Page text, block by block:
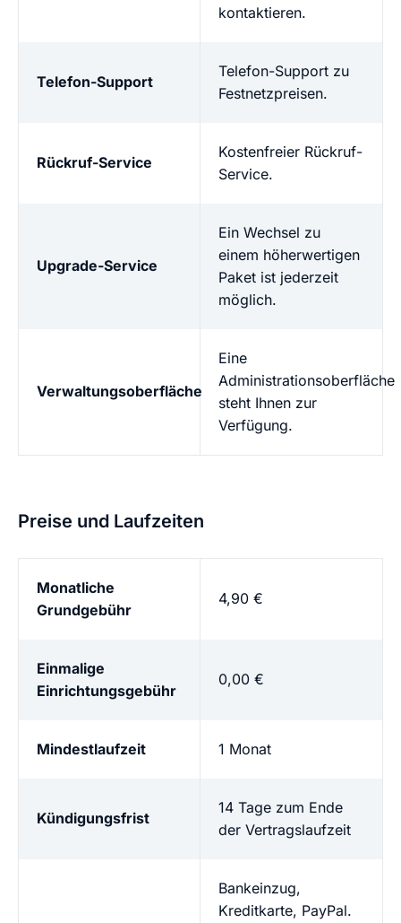
kontaktieren.
Telefon-Support
Telefon-Support zu
Festnetzpreisen.
Rückruf-Service
Kostenfreier Rückruf-
Service.
Upgrade-Service
Ein Wechsel zu
einem höherwertigen
Paket ist jederzeit
möglich.
Verwaltungsoberfläche
Eine
Administrationsoberfläche
steht Ihnen zur
Verfügung.
Preise und Laufzeiten
Monatliche
Grundgebühr
4,90 €
Einmalige
Einrichtungsgebühr
0,00 €
Mindestlaufzeit 1 Monat
Kündigungsfrist
14 Tage zum Ende
der Vertragslaufzeit
Bankeinzug,
Kreditkarte, PayPal.